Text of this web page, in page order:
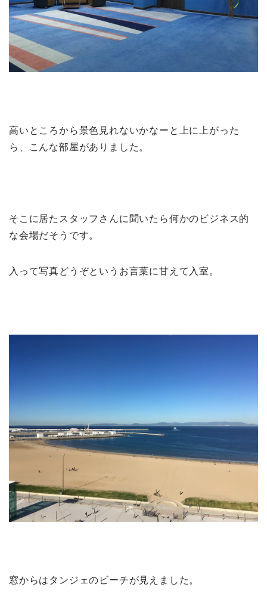
高いところから景色見れないかなーと上に上がった
ら、こんな部屋がありました。
そこに居たスタッフさんに聞いたら何かのビジネス的
な会場だそうです。
入って写真どうぞというお言葉に甘えて入室。
窓からはタンジェのビーチが見えました。